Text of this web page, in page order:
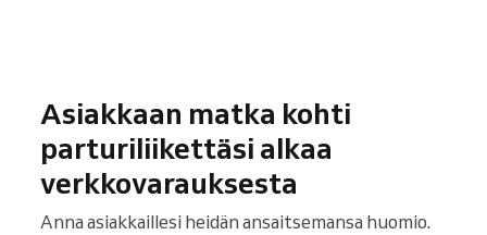
Asiakkaan matka kohti
parturiliikettäsi alkaa
verkkovarauksesta
Anna asiakkaillesi heidän ansaitsemansa huomio.